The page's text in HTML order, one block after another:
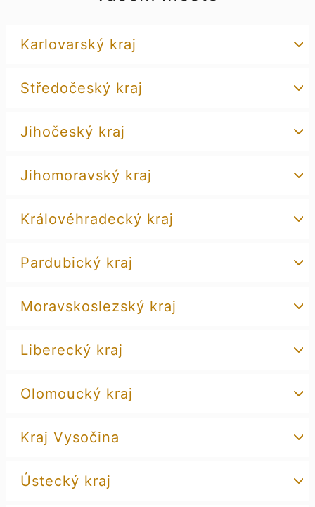
Karlovarský kraj
Středočeský kraj
Jihočeský kraj
Jihomoravský kraj
Královéhradecký kraj
Pardubický kraj
Moravskoslezský kraj
Liberecký kraj
Olomoucký kraj
Kraj Vysočina
Ústecký kraj